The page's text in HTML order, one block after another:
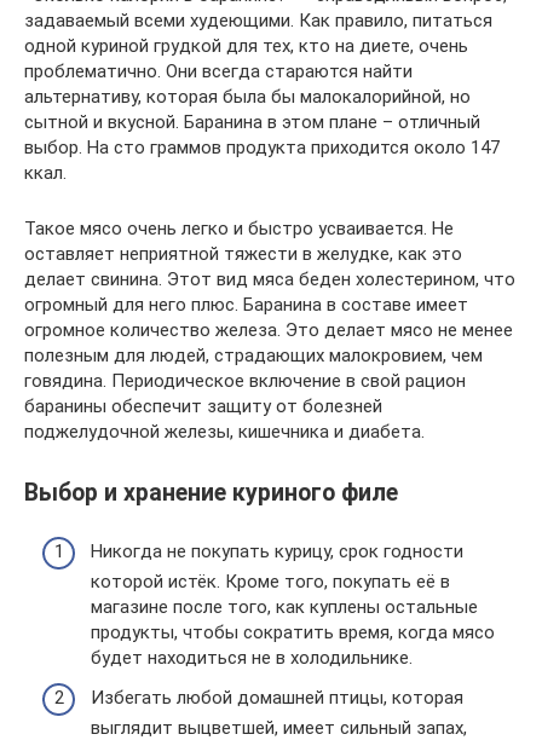
задаваемый всеми худеющими. Как правило, питаться
одной куриной грудкой для тех, кто на диете, очень
проблематично. Они всегда стараются найти
альтернативу, которая была бы малокалорийной, но
сытной и вкусной. Баранина в этом плане – отличный
выбор. На сто граммов продукта приходится около 147
ккал.
Такое мясо очень легко и быстро усваивается. Не
оставляет неприятной тяжести в желудке, как это
делает свинина. Этот вид мяса беден холестерином, что
огромный для него плюс. Баранина в составе имеет
огромное количество железа. Это делает мясо не менее
полезным для людей, страдающих малокровием, чем
говядина. Периодическое включение в свой рацион
баранины обеспечит защиту от болезней
поджелудочной железы, кишечника и диабета.
Выбор и хранение куриного филе
Никогда не покупать курицу, срок годности
которой истёк. Кроме того, покупать её в
магазине после того, как куплены остальные
продукты, чтобы сократить время, когда мясо
будет находиться не в холодильнике.
Избегать любой домашней птицы, которая
выглядит выцветшей, имеет сильный запах,